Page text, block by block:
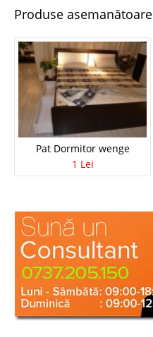
Produse asemanătoare
Pat Dormitor wenge
1 Lei